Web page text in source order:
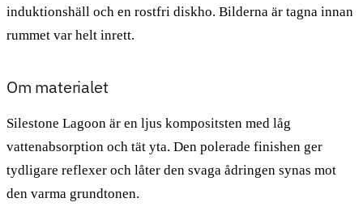
induktionshäll och en rostfri diskho. Bilderna är tagna innan
rummet var helt inrett.
Om materialet
Silestone Lagoon är en ljus kompositsten med låg
vattenabsorption och tät yta. Den polerade finishen ger
tydligare reflexer och låter den svaga ådringen synas mot
den varma grundtonen.